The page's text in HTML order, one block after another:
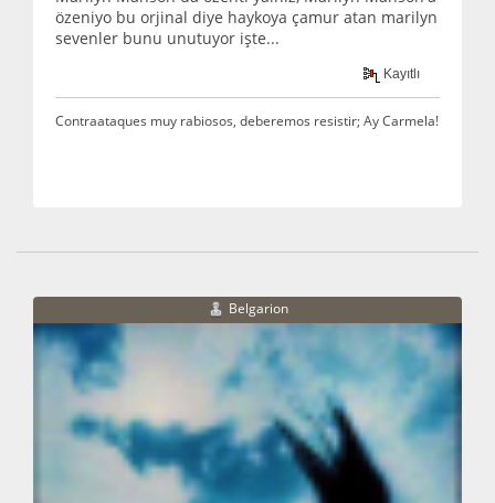
özeniyo bu orjinal diye haykoya çamur atan marilyn
sevenler bunu unutuyor işte...
Kayıtlı
Contraataques muy rabiosos, deberemos resistir; Ay Carmela!
Belgarion